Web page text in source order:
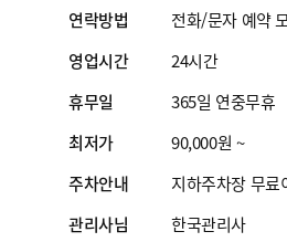
연락방법
전화/문자 예약
영업시간
24시간
휴무일
365일 연중무휴
최저가
90,000원 ~
주차안내
지하주차장 무료
관리사님
한국관리사